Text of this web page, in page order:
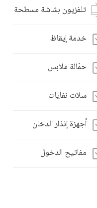
تلفزيون بشاشة مسطحة
خدمة إيقاظ
حمّالة ملابس
سلات نفايات
أجهزة إنذار الدخان
مفاتيح الدخول